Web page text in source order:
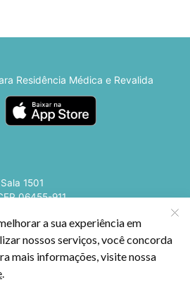
Residência Médica e Revalida
1501
06455-911
- Cursos Online para Residência Médica e